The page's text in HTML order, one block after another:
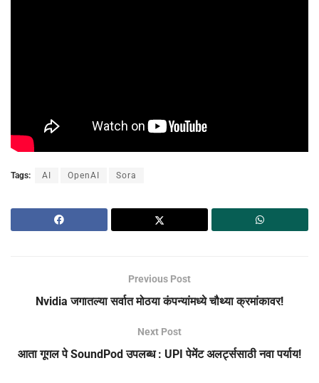
Tags: AI OpenAI Sora
Previous Post
Nvidia जगातल्या सर्वात मोठया कंपन्यांमध्ये चौथ्या क्रमांकावर!
Next Post
आता गूगल पे SoundPod उपलब्ध : UPI पेमेंट अलर्ट्ससाठी नवा पर्याय!